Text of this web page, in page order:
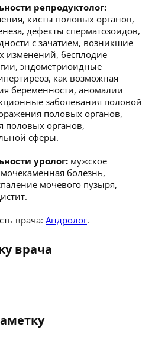
репродуктолог:
кисты половых органов,
дефекты сперматозоидов,
с зачатием, возникшие
изменений, бесплодие
эндометриоидные
как возможная
беременности, аномалии
заболевания половой
половых органов,
половых органов,
сферы.
уролог: мужское
болезнь,
мочевого пузыря,
врача: Андролог.
врача